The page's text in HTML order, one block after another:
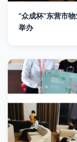
“众成杯”东营市
举办